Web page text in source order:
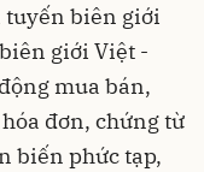
tuyến biên giới
giới Việt -
mua bán,
đơn, chứng từ
biến phức tạp,